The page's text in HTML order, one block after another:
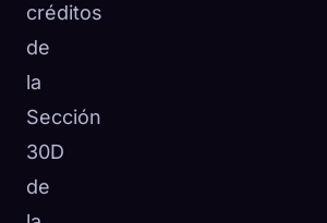
créditos
de
la
Sección
30D
de